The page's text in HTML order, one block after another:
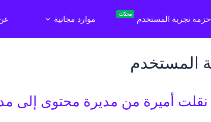
حزمة تجربة المستخدم
محدّث
موارد مجانية
المستخدم
أميرة من مديرة محتوى إلى